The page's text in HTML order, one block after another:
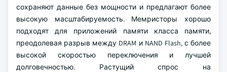
сохраняют данные без мощности и предлагают более
высокую масштабируемость. Мемристоры хорошо
подходят для приложений памяти класса памяти,
преодолевая разрыв между DRAM и NAND Flash, с более
высокой скоростью переключения и лучшей
долговечностью. Растущий спрос на